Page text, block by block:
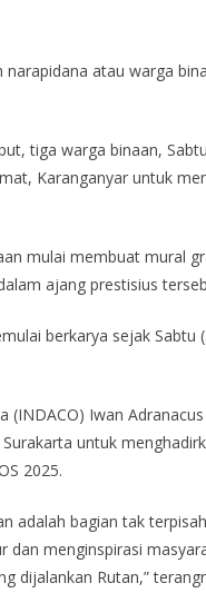
narapidana atau warga
tiga warga binaan,
Karanganyar untuk
mulai membuat mural
ajang prestisius
berkarya sejak Sabtu
(INDACO) Iwan
untuk
2025.
adalah bagian tak
dan menginspirasi
dijalankan Rutan,”